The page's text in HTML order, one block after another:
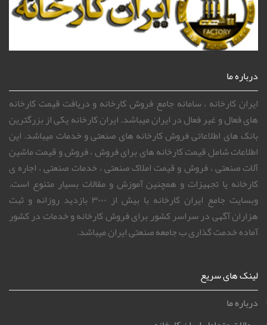
درباره ما
ایران کارخانه ، سامانه جامع فروش کارخانه و دریافت قیمت کارخانه
های فعال و غیر فعال در ایران میباشد. ایران کارخانه یکی از بزرگترین
بانک های اطلاعاتی فروش کارخانه های صنعتی و خدمات میباشد. این
اطلاعات شامل قیمت کارخانه های برای فروش ، فروش و قیمت ماشین
آلات صنعتی ، فروش و قیمت املاک صنعتی ، خدمات صنعتی ، اجاره ی
کارخانه یا تجهیزات و همچنین آموزش و مقالات بسیار متنوع است.
وبسایت جامع ایران کارخانه با بیش از ۳۰۰۰ بازدید روزانه و ثبت
هزاران آگهی در سراسر کشور برای فروش کارخانه و خدمات در کشور
آماده خدمت گذاری ب جامعه صنعتی ایران میباشد.
لینک های سریع
درباره ما